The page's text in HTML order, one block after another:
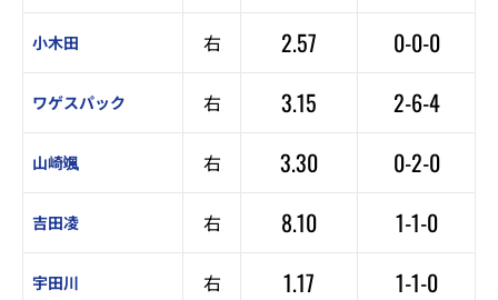
小木田 右 2.57 0-0-0
ワゲスパック 右 3.15 2-6-4
山崎颯 右 3.30 0-2-0
吉田凌 右 8.10 1-1-0
宇田川 右 1.17 1-1-0